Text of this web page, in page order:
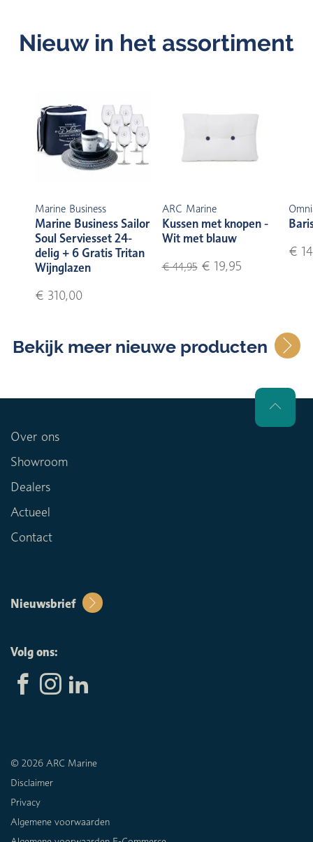
Nieuw in het assortiment
Marine Business
Marine Business Sailor
Soul Serviesset 24-
delig + 6 Gratis Tritan
Wijnglazen
€ 310,00
ARC Marine
Kussen met knopen -
Wit met blauw
€ 44,95€ 19,95
€
Bekijk meer nieuwe producten
Over ons
Showroom
Dealers
Actueel
Contact
Nieuwsbrief
Volg ons:
© 2026 ARC Marine
Disclaimer
Privacy
Algemene voorwaarden